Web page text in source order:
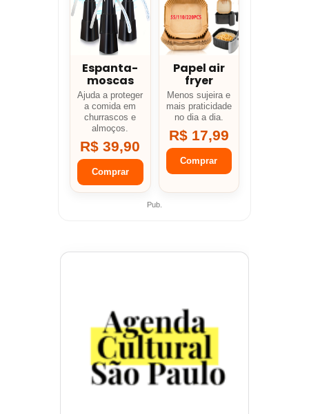
Espanta-
moscas
Ajuda a proteger
a comida em
churrascos e
almoços.
R$ 39,90
Comprar
Papel air
fryer
Menos sujeira e
mais praticidade
no dia a dia.
R$ 17,99
Comprar
Pub.